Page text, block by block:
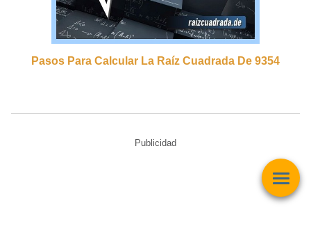
Pasos Para Calcular La Raíz Cuadrada De 9354
Publicidad